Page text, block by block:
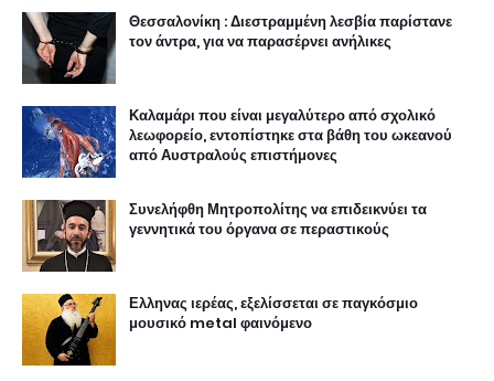
Θεσσαλονίκη : Διεστραμμένη λεσβία παρίστανε
τον άντρα, για να παρασέρνει ανήλικες
Καλαμάρι που είναι μεγαλύτερο από σχολικό
λεωφορείο, εντοπίστηκε στα βάθη του ωκεανού
από Αυστραλούς επιστήμονες
Συνελήφθη Μητροπολίτης να επιδεικνύει τα
γεννητικά του όργανα σε περαστικούς
Ελληνας ιερέας, εξελίσσεται σε παγκόσμιο
μουσικό metal φαινόμενο